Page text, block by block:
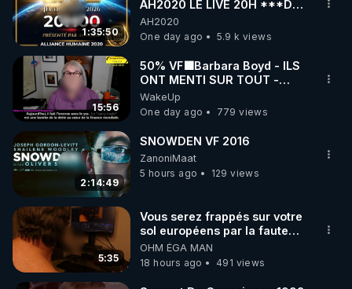
1:35:50
AH2020 LE LIVE 20H ***DU
06/08/2026***
AH2020
One day ago
5.9 k views
15:56
50% VF🟩Barbara Boyd - ILS
ONT MENTI SUR TOUT -
Jocelyne Traduction
WakeUp
One day ago
779 views
2:14:49
SNOWDEN VF 2016
ZanoniMaat
5 hours ago
129 views
5:35
Vous serez frappés sur votre
sol européens par la faute
des dirigeants qui s'en
mettent dans le nez
OHM ÉGA MAN
18 hours ago
491 views